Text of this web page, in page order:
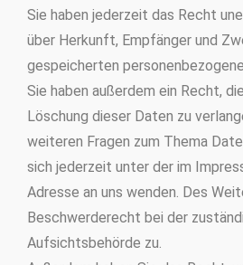
Sie haben jederzeit das Recht
über Herkunft, Empfänger und
gespeicherten
Sie haben außerdem ein Recht,
Löschung dieser Daten zu
weiteren Fragen zum Thema
sich jederzeit unter der im
Adresse an uns wenden. Des
Beschwerderecht bei der
Aufsichtsbehörde zu.